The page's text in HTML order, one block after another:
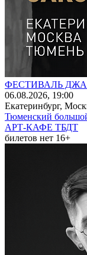
ФЕСТИВАЛЬ
06.08.2026, 19:00
Екатеринбург,
Тюменский
АРТ-КАФЕ ТБДТ
билетов нет 16+